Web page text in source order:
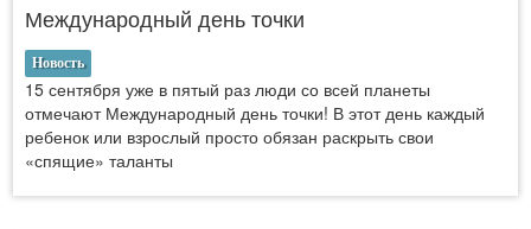
Международный день точки
Новость
15 сентября уже в пятый раз люди со всей планеты
отмечают Международный день точки! В этот день каждый
ребенок или взрослый просто обязан раскрыть свои
«спящие» таланты